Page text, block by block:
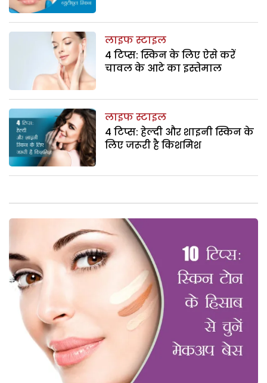
लाइफ स्टाइल
4 टिप्स: स्किन के लिए ऐसे करें
चावल के आटे का इस्तेमाल
लाइफ स्टाइल
4 टिप्स: हेल्दी और शाइनी स्किन के
लिए जरूरी है किशमिश